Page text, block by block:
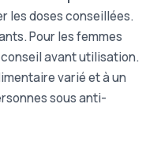
les doses conseillées.
Pour les femmes
avant utilisation.
varié et à un
sous anti-